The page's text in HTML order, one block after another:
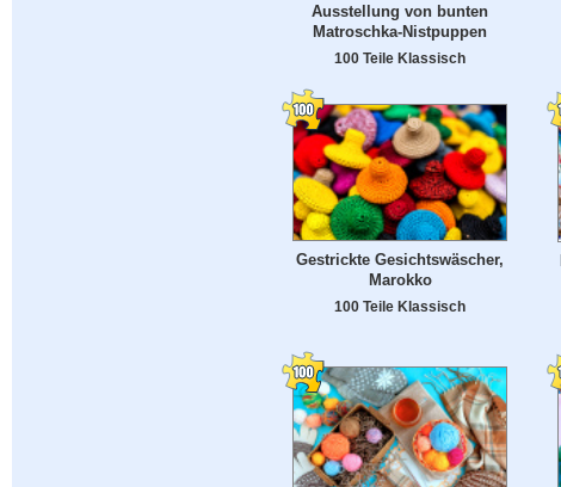
Ausstellung von bunten
Matroschka-Nistpuppen
100 Teile Klassisch
Gestrickte Gesichtswäscher,
Marokko
100 Teile Klassisch